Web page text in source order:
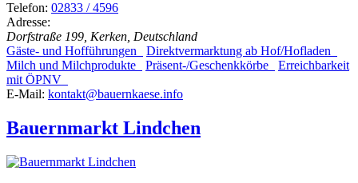
Telefon: 02833 / 4596
Adresse:
Dorfstraße 199, Kerken, Deutschland
Gäste- und Hofführungen
Direktvermarktung ab Hof/Hofladen
Milch und Milchprodukte
Präsent-/Geschenkkörbe
Erreichbarkeit
mit ÖPNV
E-Mail: kontakt@bauernkaese.info
Bauernmarkt Lindchen